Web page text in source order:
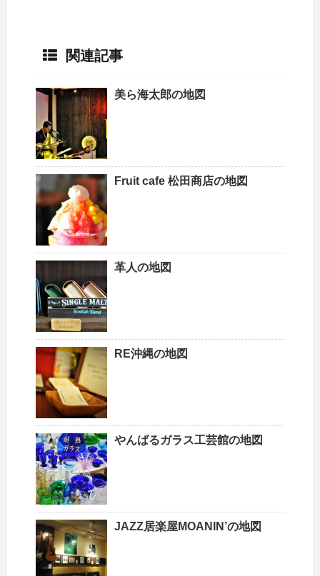
関連記事
美ら海太郎の地図
Fruit cafe 松田商店の地図
革人の地図
RE沖縄の地図
やんばるガラス工芸館の地図
JAZZ居楽屋MOANIN’の地図